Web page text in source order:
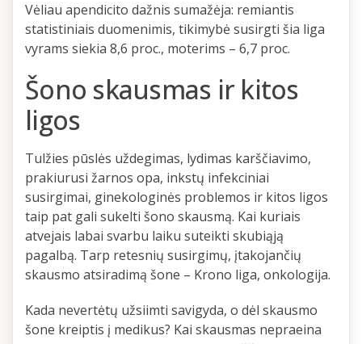
Vėliau apendicito dažnis sumažėja: remiantis
statistiniais duomenimis, tikimybė susirgti šia liga
vyrams siekia 8,6 proc., moterims – 6,7 proc.
Šono skausmas ir kitos
ligos
Tulžies pūslės uždegimas, lydimas karščiavimo,
prakiurusi žarnos opa, inkstų infekciniai
susirgimai, ginekologinės problemos ir kitos ligos
taip pat gali sukelti šono skausmą. Kai kuriais
atvejais labai svarbu laiku suteikti skubiąją
pagalbą. Tarp retesnių susirgimų, įtakojančių
skausmo atsiradimą šone – Krono liga, onkologija.
Kada nevertėtų užsiimti savigyda, o dėl skausmo
šone kreiptis į medikus? Kai skausmas nepraeina